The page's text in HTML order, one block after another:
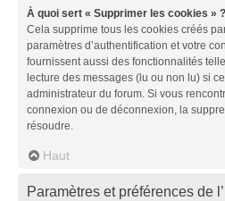
À quoi sert « Supprimer les cookies » ?
Cela supprime tous les cookies créés
paramètres d’authentification et votre
fournissent aussi des fonctionnalités
lecture des messages (lu ou non lu) si
administrateur du forum. Si vous
connexion ou de déconnexion, la
résoudre.
Haut
Paramètres et préférences de